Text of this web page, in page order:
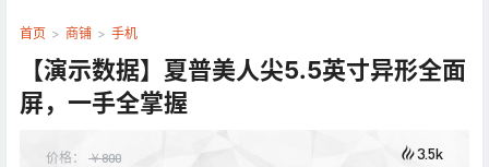
首页 > 商铺 > 手机
【演示数据】夏普美人尖5.5英寸异形全面
屏，一手全掌握
价格： ￥800 3.5k